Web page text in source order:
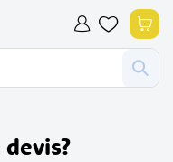
Allez
au